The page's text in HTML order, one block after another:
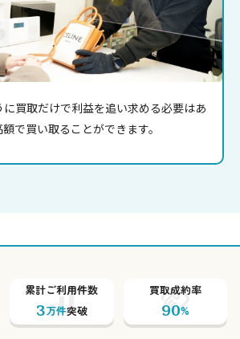
に買取だけで利益を追い求める必要はあ
で買い取ることができます。
累計ご利用件数
3万件突破
買取成約率
90%